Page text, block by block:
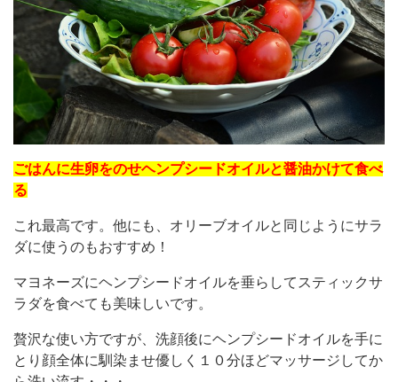
ごはんに生卵をのせヘンプシードオイルと醤油かけて食べ
る
これ最高です。他にも、オリーブオイルと同じようにサラ
ダに使うのもおすすめ！
マヨネーズにヘンプシードオイルを垂らしてスティックサ
ラダを食べても美味しいです。
贅沢な使い方ですが、洗顔後にヘンプシードオイルを手に
とり顔全体に馴染ませ優しく１０分ほどマッサージしてか